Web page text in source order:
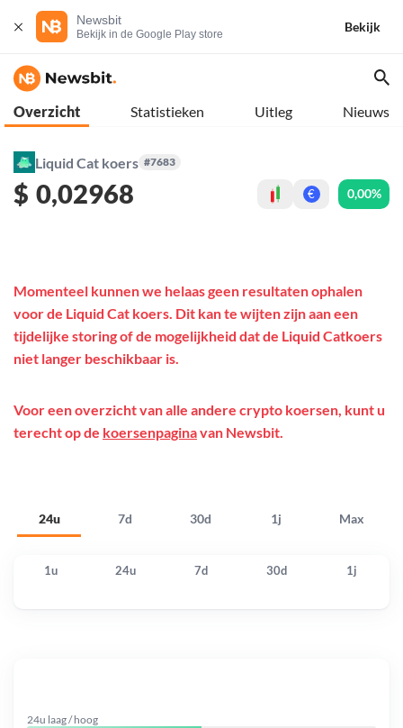
Newsbit
Bekijk in de Google Play store
Bekijk
Overzicht Statistieken Uitleg Nieuws
Liquid Cat koers #7683
$ 0,02968 € 0,00%
24u 7d 30d 1j Max
Momenteel kunnen we helaas geen resultaten ophalen
voor de Liquid Cat koers. Dit kan te wijten zijn aan een
tijdelijke storing of de mogelijkheid dat de Liquid Catkoers
niet langer beschikbaar is.
Voor een overzicht van alle andere crypto koersen, kunt u
terecht op de koersenpaginavan Newsbit.
1u 24u 7d 30d 1j
24u laag / hoog